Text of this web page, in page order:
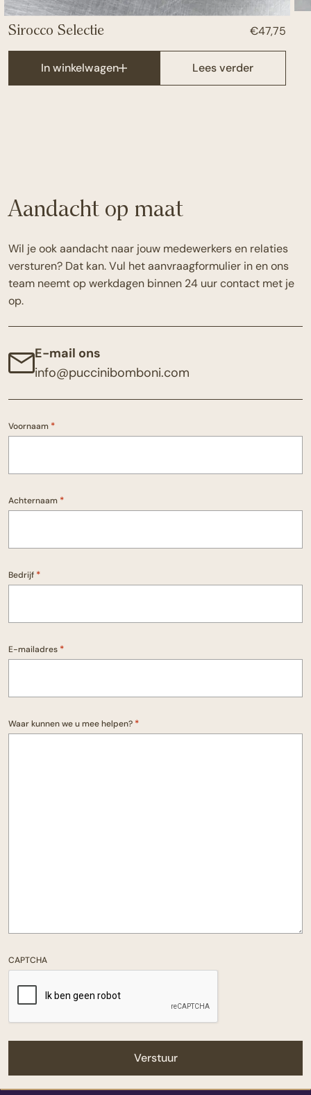
Sirocco Selectie €47,75
In winkelwagen Lees verder
Aandacht op maat
Wil je ook aandacht naar jouw medewerkers en relaties
versturen? Dat kan. Vul het aanvraagformulier in en ons
team neemt op werkdagen binnen 24 uur contact met je
op.
E-mail ons
info@puccinibomboni.com
Voornaam *
Achternaam *
Bedrijf *
E-mailadres *
Waar kunnen we u mee helpen? *
CAPTCHA